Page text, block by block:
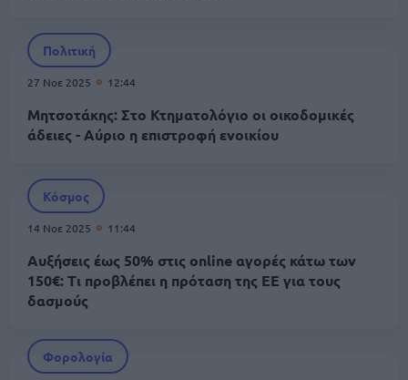
Πολιτική
27 Νοε 2025 12:44
Μητσοτάκης: Στο Κτηματολόγιο οι οικοδομικές
άδειες - Αύριο η επιστροφή ενοικίου
Κόσμος
14 Νοε 2025 11:44
Αυξήσεις έως 50% στις online αγορές κάτω των
150€: Τι προβλέπει η πρόταση της ΕΕ για τους
δασμούς
Φορολογία